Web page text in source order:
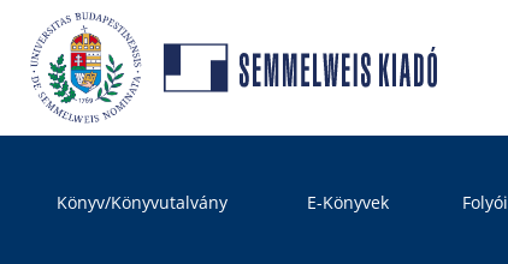
Könyv/Könyvutalvány E-Könyvek